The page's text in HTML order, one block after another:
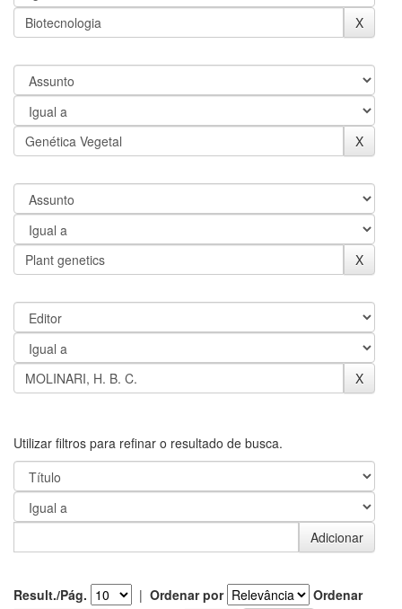
Utilizar filtros para refinar o resultado de busca.
Result./Pág. | Ordenar por
Ordenar